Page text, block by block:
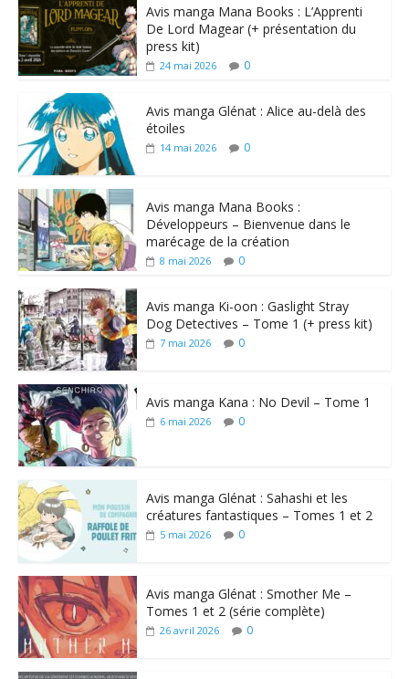
Avis manga Mana Books : L’Apprenti
De Lord Magear (+ présentation du
press kit)
24 mai 2026 0
Avis manga Glénat : Alice au-delà des
étoiles
14 mai 2026 0
Avis manga Mana Books :
Développeurs – Bienvenue dans le
marécage de la création
8 mai 2026 0
Avis manga Ki-oon : Gaslight Stray
Dog Detectives – Tome 1 (+ press kit)
7 mai 2026 0
Avis manga Kana : No Devil – Tome 1
6 mai 2026 0
Avis manga Glénat : Sahashi et les
créatures fantastiques – Tomes 1 et 2
5 mai 2026 0
Avis manga Glénat : Smother Me –
Tomes 1 et 2 (série complète)
26 avril 2026 0